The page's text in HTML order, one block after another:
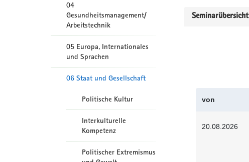
04
Gesundheitsmanagement/
Arbeitstechnik
05 Europa, Internationales
und Sprachen
06 Staat und Gesellschaft
Politische Kultur
Interkulturelle
Kompetenz
Politischer Extremismus
Seminarübersicht
von
20.08.2026